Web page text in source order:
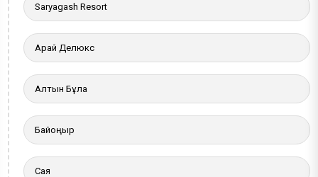
Saryagash Resort
Арай Делюкс
Алтын Бұлақ
Байқоңыр
Сая